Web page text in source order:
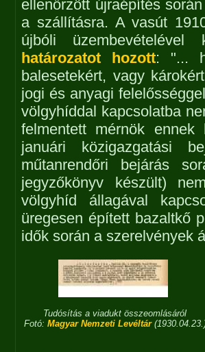
ellenőrzött újraépítés
a szállításra. A vasút
újbóli üzembevételével
határozatot hozott: "...
balesetekért, vagy
jogi és anyagi
völgyhíddal kapcsolatba
felmentett mérnök
januári közigazgatási
műtanrendőri bejárás
jegyzőkönyv készült)
völgyhíd állagával
üregesen épített bazaltkő
idők során a szerelvények
Tudósítás a viadukt összeomlásáról
Fotó: Magyar Nemzeti Levéltár